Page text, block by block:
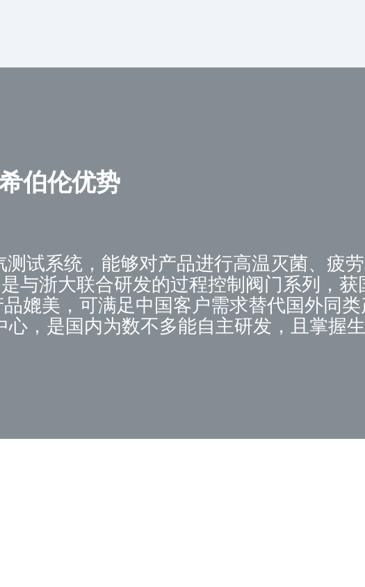
伯伦优势
试系统，能够对产品进行高温灭菌、疲
与浙大联合研发的过程控制阀门系列，获
媲美，可满足中国客户需求替代国外同
，是国内为数不多能自主研发，且掌握